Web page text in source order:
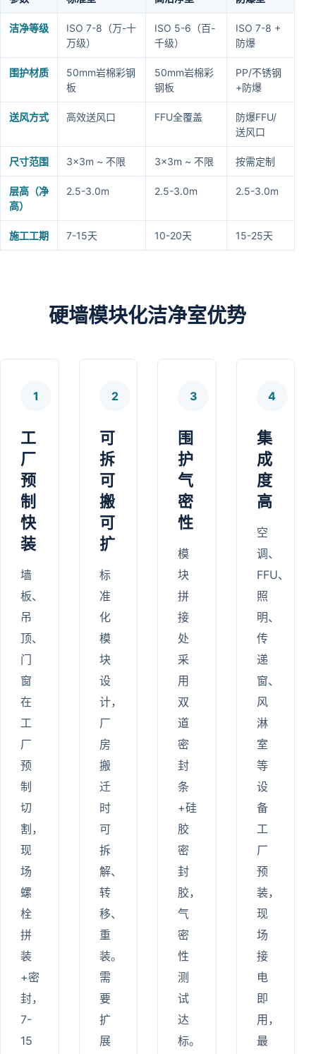
洁净等级
ISO 7-8（万-十
万级）
ISO 5-6（百-
千级）
ISO 7-8 +
防爆
围护材质
50mm岩棉彩钢
板
50mm岩棉彩
钢板
PP/不锈钢
+防爆
送风方式 高效送风口 FFU全覆盖
防爆FFU/
送风口
尺寸范围 3×3m ~ 不限 3×3m ~ 不限 按需定制
层高（净
高）
2.5-3.0m 2.5-3.0m 2.5-3.0m
施工工期 7-15天 10-20天 15-25天
硬墙模块化洁净室优势
1
工
厂
预
制
快
装
墙
板、
吊
顶、
门
窗
在
工
厂
预
制
切
割，
现
场
螺
栓
拼
装
+密
封，
7-
15
2
可
拆
可
搬
可
扩
标
准
化
模
块
设
计，
厂
房
搬
迁
时
可
拆
解、
转
移、
重
装。
需
要
扩
展
3
围
护
气
密
性
模
块
拼
接
处
采
用
双
道
密
封
条
+硅
胶
密
封
胶，
气
密
性
测
试
达
标。
4
集
成
度
高
空
调、
FFU、
照
明、
传
递
窗、
风
淋
室
等
设
备
工
厂
预
装，
现
场
接
电
即
用，
最